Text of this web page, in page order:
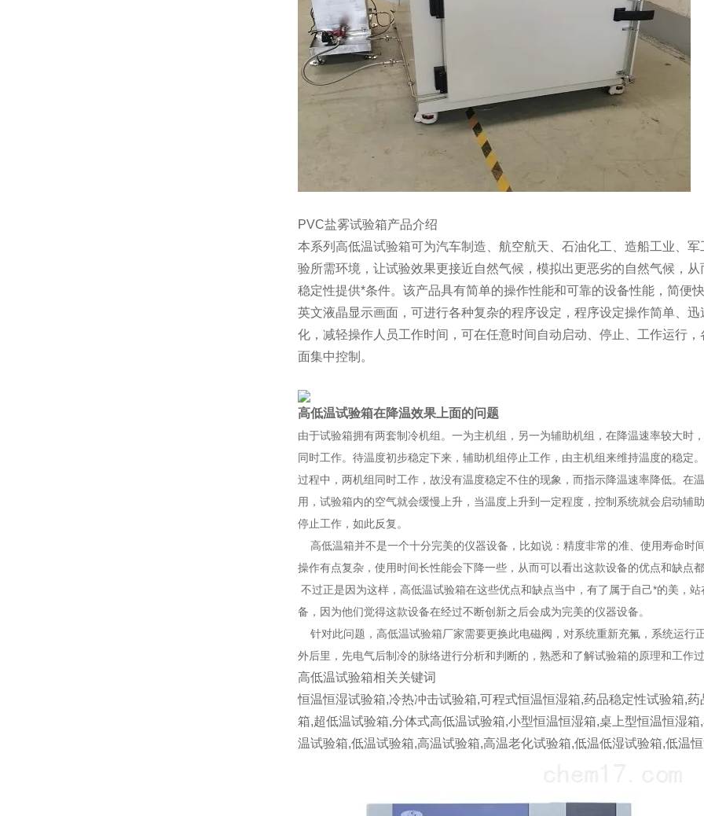
PVC盐雾试验箱产品介绍
本系列高低温试验箱可为汽车制造、航空航天、石油化工、造船工业、
验所需环境，让试验效果更接近自然气候，模拟出更恶劣的自然气候，
稳定性提供*条件。该产品具有简单的操作性能和可靠的设备性能，简便
英文液晶显示画面，可进行各种复杂的程序设定，程序设定操作简单、
化，减轻操作人员工作时间，可在任意时间自动启动、停止、工作运行
面集中控制。
高低温试验箱在降温效果上面的问题
由于试验箱拥有两套制冷机组。一为主机组，另一为辅助机组，在降温速率较大时
同时工作。待温度初步稳定下来，辅助机组停止工作，由主机组来维持温度的稳定
过程中，两机组同时工作，故没有温度稳定不住的现象，而指示降温速率降低。在
用，试验箱内的空气就会缓慢上升，当温度上升到一定程度，控制系统就会启动辅
停止工作，如此反复。
高低温箱并不是一个十分完美的仪器设备，比如说：精度非常的准、使用寿命时
操作有点复杂，使用时间长性能会下降一些，从而可以看出这款设备的优点和缺点
不过正是因为这样，高低温试验箱在这些优点和缺点当中，有了属于自己*的美，
备，因为他们觉得这款设备在经过不断创新之后会成为完美的仪器设备。
针对此问题，高低温试验箱厂家需要更换此电磁阀，对系统重新充氟，系统运行
外后里，先电气后制冷的脉络进行分析和判断的，熟悉和了解试验箱的原理和工作
高低温试验箱相关关键词
恒温恒湿试验箱,冷热冲击试验箱,可程式恒温恒湿箱,药品稳定性试验箱,
箱,超低温试验箱,分体式高低温试验箱,小型恒温恒湿箱,桌上型恒温恒湿
温试验箱,低温试验箱,高温试验箱,高温老化试验箱,低温低湿试验箱,低温